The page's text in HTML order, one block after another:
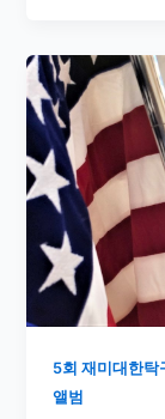
5회 재미대한탁
앨범